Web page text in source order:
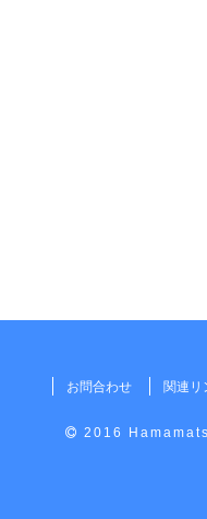
お問合わせ 関連リ
2016